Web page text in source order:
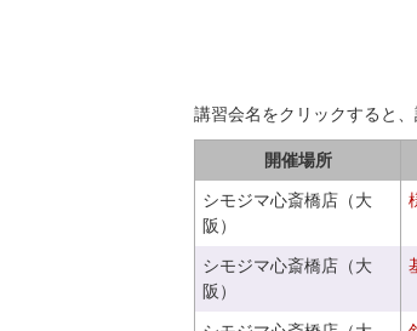
講習会名をクリックすると
開催場所
シモジマ心斎橋店（大
阪）
シモジマ心斎橋店（大
阪）